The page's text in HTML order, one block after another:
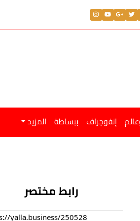
إنفوجراف ببساطة المزيد
رابط مختصر